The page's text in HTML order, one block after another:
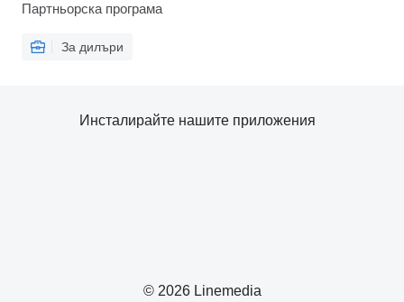
Партньорска програма
За дилъри
© 2026 Linemedia
Инсталирайте нашите приложения